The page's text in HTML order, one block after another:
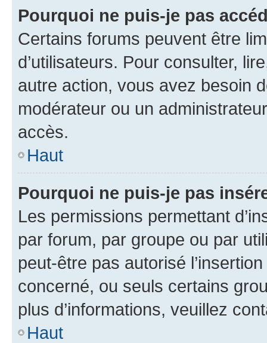
Pourquoi ne puis-je pas
Certains forums peuvent être
d’utilisateurs. Pour consulter,
autre action, vous avez besoin
modérateur ou un
accès.
Haut
Pourquoi ne puis-je pas
Les permissions permettant
par forum, par groupe ou par
peut-être pas autorisé
concerné, ou seuls certains
plus d’informations, veuillez
Haut